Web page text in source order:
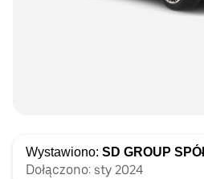
Wystawiono: SD GROUP SPÓŁKA Z
Dołączono: sty 2024